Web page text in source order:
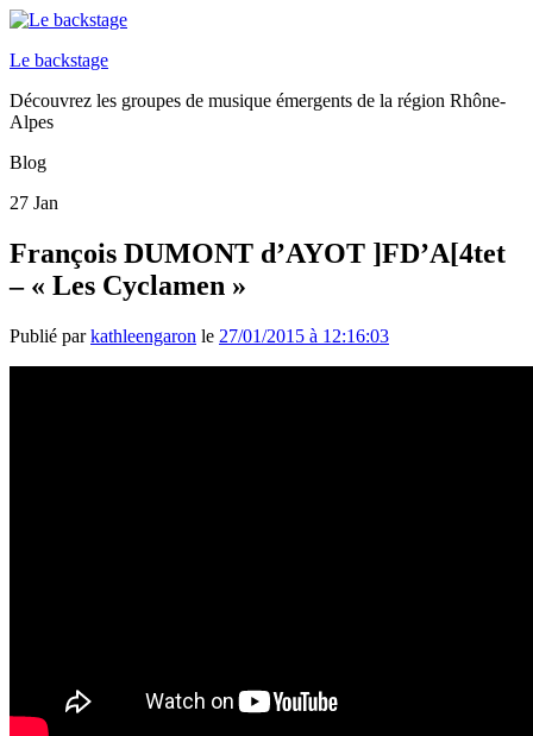
Le backstage
Découvrez les groupes de musique émergents de la région Rhône-
Alpes
Blog
27 Jan
François DUMONT d’AYOT ]FD’A[4tet
– « Les Cyclamen »
Publié parkathleengaron le 27/01/2015 à 12:16:03